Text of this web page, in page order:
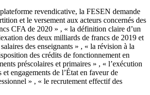
revendicative, la FESEN demande
et le versement aux acteurs concernés des
CFA de 2020 » , « la définition claire d’un
des deux milliards de francs de 2019 et
des enseignants » , « la révision à la
des crédits de fonctionnement en
préscolaires et primaires » , « l’exécution
et engagements de l’État en faveur de
» , « le recrutement effectif des